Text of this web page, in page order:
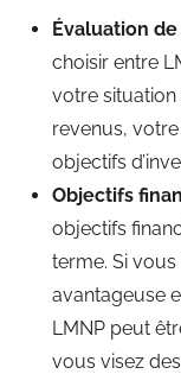
Évaluation
choisir entre
votre
revenus,
objectifs
Objectifs
objectifs
terme. Si
avantageuse
LMNP peut
vous visez